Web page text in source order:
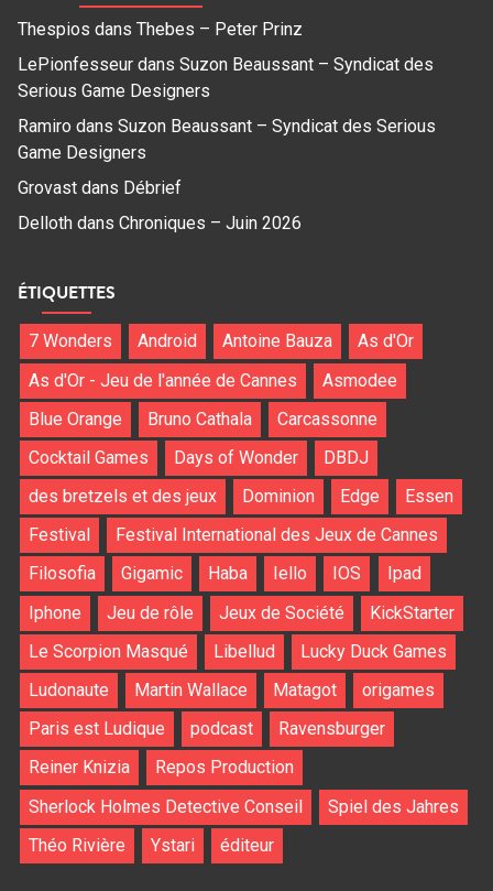
Thespios dans Thebes – Peter Prinz
LePionfesseur dans Suzon Beaussant – Syndicat des
Serious Game Designers
Ramiro dans Suzon Beaussant – Syndicat des Serious
Game Designers
Grovast dans Débrief
Delloth dans Chroniques – Juin 2026
ÉTIQUETTES
7 Wonders Android Antoine Bauza
As d'Or
As d'Or - Jeu de l'année de Cannes
Asmodee
Blue Orange
Bruno Cathala
Carcassonne
Cocktail Games
Days of Wonder
DBDJ
des bretzels et des jeux
Dominion Edge
Essen
Festival
Festival International des Jeux de Cannes
Filosofia
Gigamic Haba Iello IOS
Ipad
Iphone
Jeu de rôle Jeux de Société
KickStarter
Le Scorpion Masqué
Libellud
Lucky Duck Games
Ludonaute
Martin Wallace Matagot
origames
Paris est Ludique
podcast
Ravensburger
Reiner Knizia
Repos Production
Sherlock Holmes Detective Conseil
Spiel des Jahres
Théo Rivière
Ystari éditeur